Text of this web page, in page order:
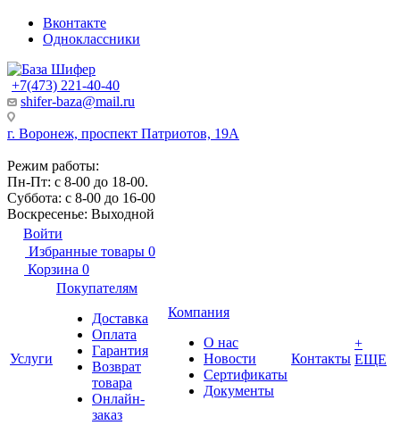
Вконтакте
Одноклассники
+7(473) 221-40-40
shifer-baza@mail.ru
г. Воронеж, проспект Патриотов, 19А
Режим работы:
Пн-Пт: с 8-00 до 18-00.
Суббота: с 8-00 до 16-00
Воскресенье: Выходной
Войти
Избранные товары 0
Корзина 0
Услуги
Покупателям
Доставка
Оплата
Гарантия
Возврат
товара
Онлайн-
заказ
Компания
О нас
Новости
Сертификаты
Документы
Контакты
+
ЕЩЕ